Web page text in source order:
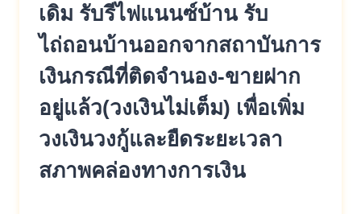
เดิม รับรีไฟแนนซ์บ้าน รับ
ไถ่ถอนบ้านออกจากสถาบันการ
เงินกรณีที่ติดจำนอง-ขายฝาก
อยู่แล้ว(วงเงินไม่เต็ม) เพื่อเพิ่ม
วงเงินวงกู้และยืดระยะเวลา
สภาพคล่องทางการเงิน